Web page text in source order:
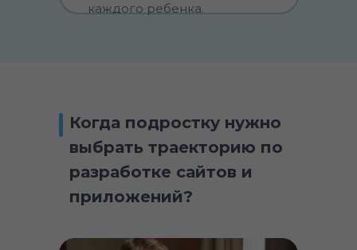
каждого ребенка.
Когда подростку нужно
выбрать траекторию по
разработке сайтов и
приложений?